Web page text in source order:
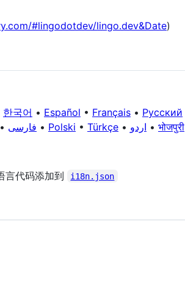
#lingodotdev/lingo.dev&Date)
한국어 • Español • Français • Русский
• فارسی • Polski • Türkçe • اردو • भोजपुरी
言代码添加到 i18n.json